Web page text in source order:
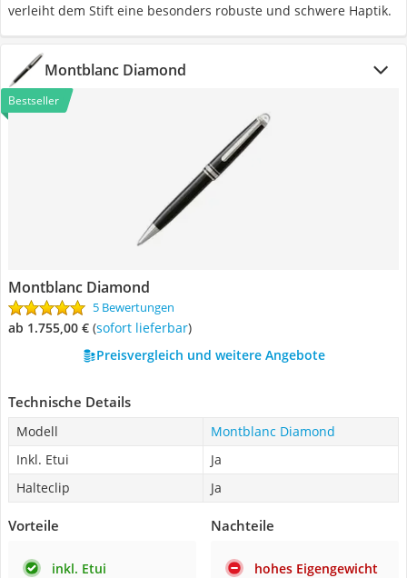
verleiht dem Stift eine besonders robuste und schwere Haptik.
Montblanc Diamond
Bestseller
Montblanc Diamond
5 Bewertungen
ab 1.755,00 € ( Sofort lieferbar)
Preisvergleich und weitere Angebote
Technische Details
Modell
Montblanc Diamond
Inkl. Etui
Ja
Halteclip
Ja
Vorteile
inkl. Etui
Nachteile
hohes Eigengewicht